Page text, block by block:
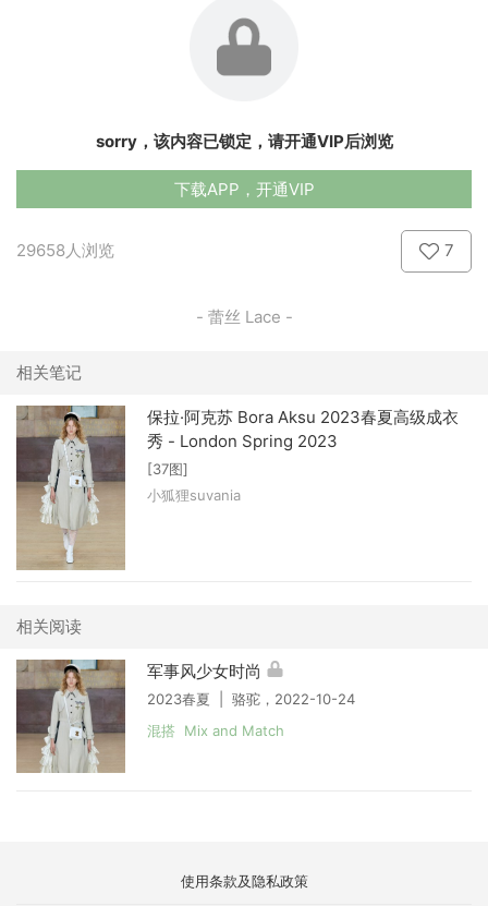
sorry，该内容已锁定，请开通VIP后浏览
下载APP，开通VIP
29658人浏览 7
- 蕾丝 Lace -
相关笔记
保拉·阿克苏 Bora Aksu 2023春夏高级成衣
秀 - London Spring 2023
[37图]
小狐狸suvania
相关阅读
军事风少女时尚
2023春夏 | 骆驼，2022-10-24
混搭 Mix and Match
使用条款及隐私政策